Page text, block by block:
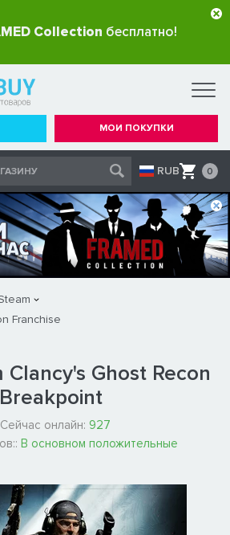
Collection бесплатно!
МОИ ПОКУПКИ
RUB 0
Franchise
Clancy's Ghost Recon
Breakpoint
Сейчас онлайн: 927
В основном положительные